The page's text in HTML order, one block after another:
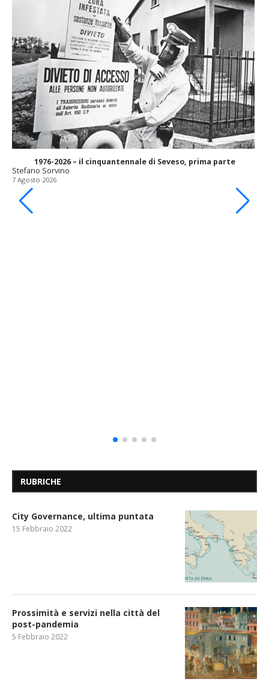
1976-2026 – il cinquantennale di Seveso, prima parte
Stefano Sorvino
7 Agosto 2026
RUBRICHE
City Governance, ultima puntata
15 Febbraio 2022
Prossimità e servizi nella città del
post-pandemia
5 Febbraio 2022